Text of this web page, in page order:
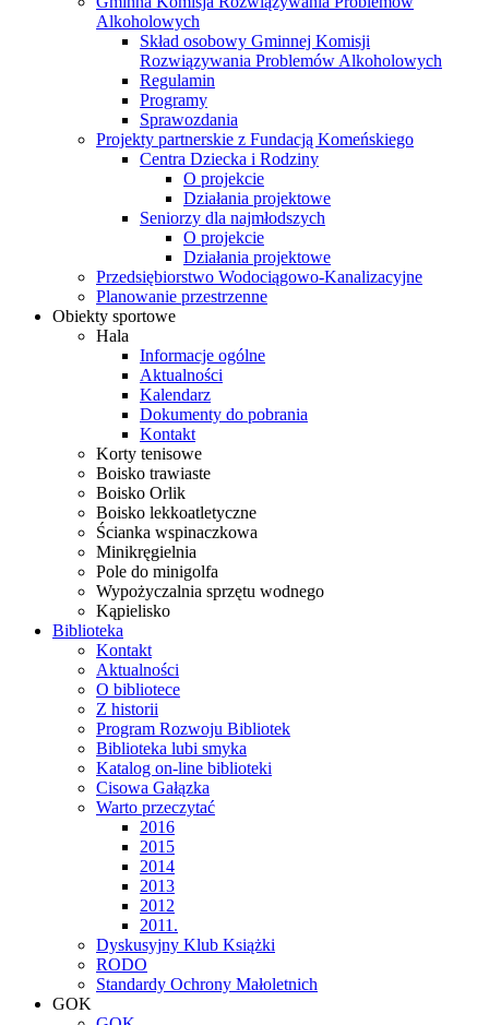
Alkoholowych
Skład osobowy Gminnej Komisji
Rozwiązywania Problemów Alkoholowych
Regulamin
Programy
Sprawozdania
Projekty partnerskie z Fundacją Komeńskiego
Centra Dziecka i Rodziny
O projekcie
Działania projektowe
Seniorzy dla najmłodszych
O projekcie
Działania projektowe
Przedsiębiorstwo Wodociągowo-Kanalizacyjne
Planowanie przestrzenne
Obiekty sportowe
Hala
Informacje ogólne
Aktualności
Kalendarz
Dokumenty do pobrania
Kontakt
Korty tenisowe
Boisko trawiaste
Boisko Orlik
Boisko lekkoatletyczne
Ścianka wspinaczkowa
Minikręgielnia
Pole do minigolfa
Wypożyczalnia sprzętu wodnego
Kąpielisko
Biblioteka
Kontakt
Aktualności
O bibliotece
Z historii
Program Rozwoju Bibliotek
Biblioteka lubi smyka
Katalog on-line biblioteki
Cisowa Gałązka
Warto przeczytać
2016
2015
2014
2013
2012
2011.
Dyskusyjny Klub Książki
RODO
Standardy Ochrony Małoletnich
GOK